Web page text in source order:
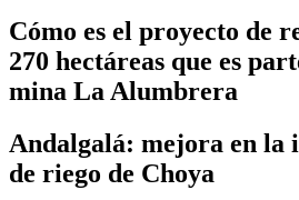
Cómo es el proyecto de
270 hectáreas que es
mina La Alumbrera
Andalgalá: mejora en la
de riego de Choya